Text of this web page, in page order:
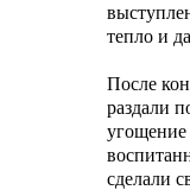
тепло и
После
раздали
угощение
сделали